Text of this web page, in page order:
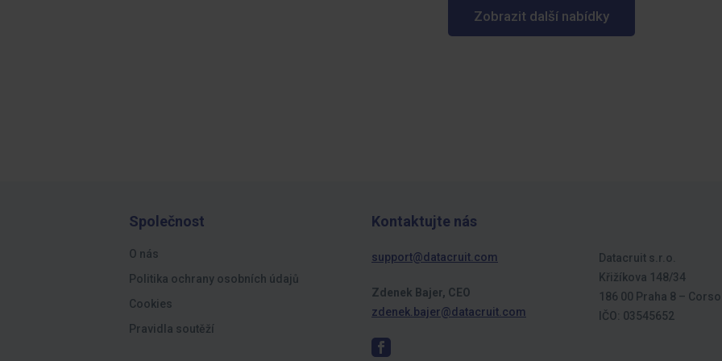
Zobrazit další nabídky
Společnost
O nás
Politika ochrany osobních údajů
Cookies
Pravidla soutěží
Kontaktujte nás
support@datacruit.com
Zdenek Bajer, CEO
zdenek.bajer@datacruit.com
Datacruit s.r.o.
Křižíkova 148/34
186 00 Praha 8 –
IČO: 03545652